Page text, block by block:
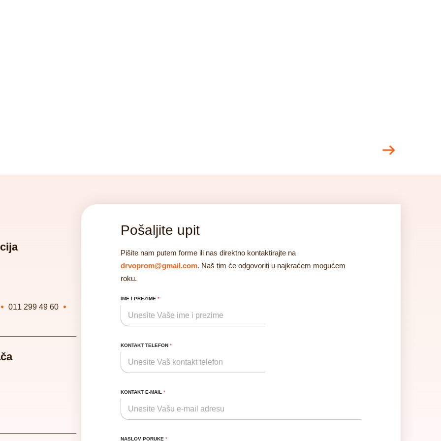
011 299 49 60
Pošaljite upit
Pišite nam putem forme ili nas direktno kontaktirajte na
drvoprom@gmail.com. Naš tim će odgovoriti u najkraćem mogućem
roku.
IME I PREZIME *
KONTAKT TELEFON *
KONTAKT E-MAIL *
NASLOV PORUKE *